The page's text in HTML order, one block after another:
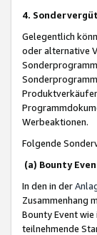
4.
Gelegentlich
oder alternative
Werbeaktionen.
Folgende
(a) Bounty
In den in der
Zusammenhang
Bounty Event
teilnehmende